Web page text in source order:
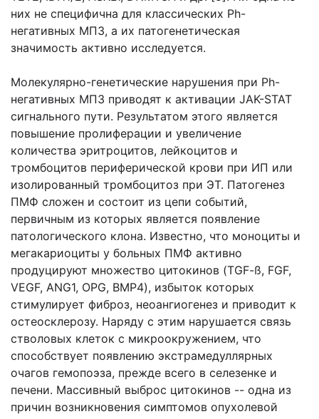
них не специфична для классических Ph-
негативных МПЗ, а их патогенетическая
значимость активно исследуется.
Молекулярно-генетические нарушения при Ph-
негативных МПЗ приводят к активации JAK-STAT
сигнального пути. Результатом этого является
повышение пролиферации и увеличение
количества эритроцитов, лейкоцитов и
тромбоцитов периферической крови при ИП или
изолированный тромбоцитоз при ЭТ. Патогенез
ПМФ сложен и состоит из цепи событий,
первичным из которых является появление
патологического клона. Известно, что моноциты и
мегакариоциты у больных ПМФ активно
продуцируют множество цитокинов (TGF-ß, FGF,
VEGF, ANG1, OPG, BMP4), избыток которых
стимулирует фиброз, неоангиогенез и приводит к
остеосклерозу. Наряду с этим нарушается связь
стволовых клеток с микроокружением, что
способствует появлению экстрамедуллярных
очагов гемопоэза, прежде всего в селезенке и
печени. Массивный выброс цитокинов -- одна из
причин возникновения симптомов опухолевой